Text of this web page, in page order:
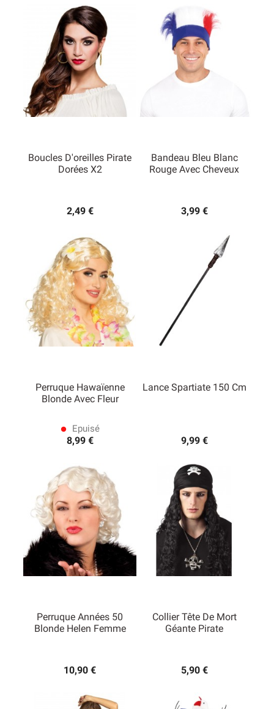
Boucles D'oreilles Pirate
Dorées X2
2,49 €
Bandeau Bleu Blanc
Rouge Avec Cheveux
3,99 €
Perruque Hawaïenne
Blonde Avec Fleur
lens Epuisé
8,99 €
Lance Spartiate 150 Cm
9,99 €
Perruque Années 50
Blonde Helen Femme
10,90 €
Collier Tête De Mort
Géante Pirate
5,90 €